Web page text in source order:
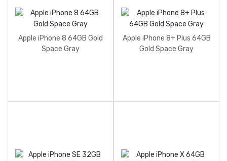
Apple iPhone 8 64GB Gold
Space Gray
Apple iPhone 8+ Plus 64GB
Gold Space Gray